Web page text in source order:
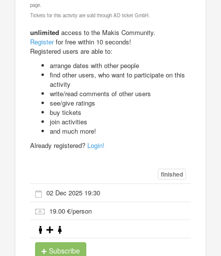
page.
Tickets for this activity are sold through AD ticket GmbH.
unlimited access to the Makis Community.
Registerfor free within 10 seconds!
Registered users are able to:
arrange dates with other people
find other users, who want to participate on this
activity
write/read comments of other users
see/give ratings
buy tickets
join activities
and much more!
Already registered? Login!
finished
02 Dec 2025 19:30
19.00 €/person
Subscribe